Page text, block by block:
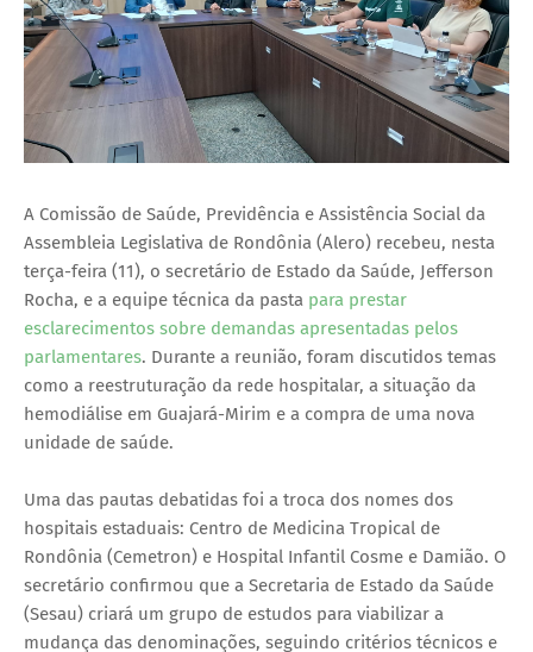
A Comissão de Saúde, Previdência e Assistência Social da
Assembleia Legislativa de Rondônia (Alero) recebeu, nesta
terça-feira (11), o secretário de Estado da Saúde, Jefferson
Rocha, e a equipe técnica da pasta para prestar
esclarecimentos sobre demandas apresentadas pelos
parlamentares. Durante a reunião, foram discutidos temas
como a reestruturação da rede hospitalar, a situação da
hemodiálise em Guajará-Mirim e a compra de uma nova
unidade de saúde.
Uma das pautas debatidas foi a troca dos nomes dos
hospitais estaduais: Centro de Medicina Tropical de
Rondônia (Cemetron) e Hospital Infantil Cosme e Damião. O
secretário confirmou que a Secretaria de Estado da Saúde
(Sesau) criará um grupo de estudos para viabilizar a
mudança das denominações, seguindo critérios técnicos e